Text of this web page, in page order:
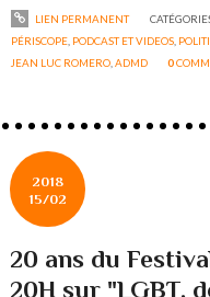
LIEN PERMANENT
PÉRISCOPE PODCAST ET VIDEOS
JEAN LUC ROMERO ,ADMD 0
2018
15/02
20 ans du
20H sur "LGBT,